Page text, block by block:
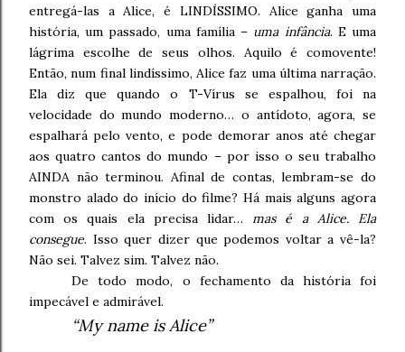
entregá-las a Alice, é LINDÍSSIMO. Alice ganha uma
história, um passado, uma família – uma infância. E uma
lágrima escolhe de seus olhos. Aquilo é comovente!
Então, num final lindíssimo, Alice faz uma última narração.
Ela diz que quando o T-Vírus se espalhou, foi na
velocidade do mundo moderno… o antídoto, agora, se
espalhará pelo vento, e pode demorar anos até chegar
aos quatro cantos do mundo – por isso o seu trabalho
AINDA não terminou. Afinal de contas, lembram-se do
monstro alado do início do filme? Há mais alguns agora
com os quais ela precisa lidar…mas é a Alice. Ela
consegue. Isso quer dizer que podemos voltar a vê-la?
Não sei. Talvez sim. Talvez não.
De todo modo, o fechamento da história foi
impecável e admirável.
“My name is Alice”